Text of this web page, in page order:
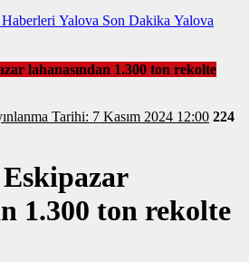
Yalova Son Dakika Yalova
lahanasından 1.300 ton rekolte
Yayınlanma Tarihi: 7 Kasım 2024 12:00 224
1.300 ton rekolte